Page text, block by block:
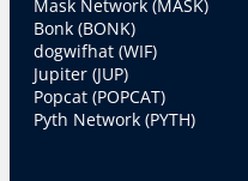
Mask Network (MASK)
Bonk (BONK)
dogwifhat (WIF)
Jupiter (JUP)
Popcat (POPCAT)
Pyth Network (PYTH)